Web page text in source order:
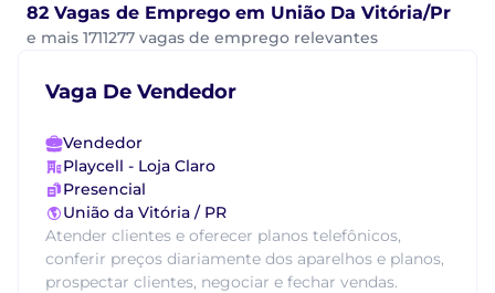
82 Vagas de Emprego em União Da Vitória/Pr
e mais 1711277 vagas de emprego relevantes
Vaga De Vendedor
Vendedor
Playcell - Loja Claro
Presencial
União da Vitória / PR
Atender clientes e oferecer planos telefônicos,
conferir preços diariamente dos aparelhos e planos,
prospectar clientes, negociar e fechar vendas.